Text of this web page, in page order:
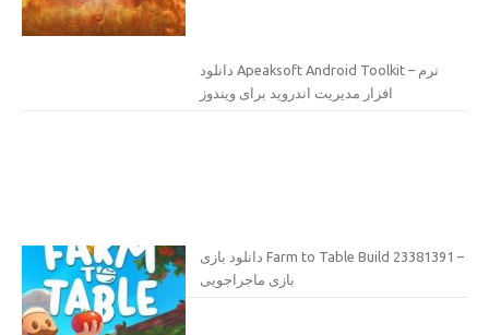
دانلود Apeaksoft Android Toolkit – نرم
افزار مدیریت اندروید برای ویندوز
دانلود بازی Farm to Table Build 23381391 –
بازی ماجراجویی